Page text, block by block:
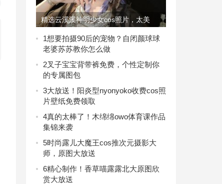
精选云溪溪神明少女cos照片，太美
了，快来围观吧
1想要拍摄90后的宠物？自闭颜球球
老婆苏苏教你怎么做
2叉子宝宝背带裤免费，个性定制你
的专属图包
3大放送！阳炎型nyonyoko收费cos照
片壁纸免费领取
4真的太棒了！木绵绵owo体育课作品
集锦来袭
5时尚露儿大魔王cos推次元摄影大
师，原图大放送
6精心制作！香草喵露露北大原图欣
赏大放送